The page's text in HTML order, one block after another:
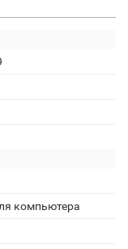
компьютера